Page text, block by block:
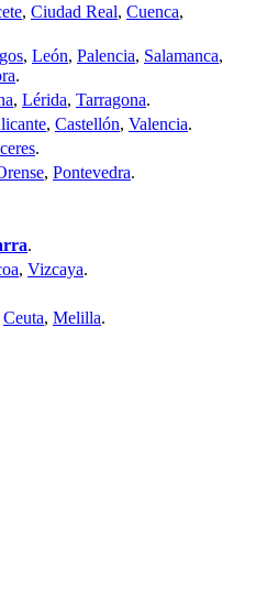
, Ciudad Real, Cuenca,
, León, Palencia, Salamanca,
.
, Lérida, Tarragona.
, Castellón, Valencia.
.
, Pontevedra.
.
, Vizcaya.
Ceuta, Melilla.